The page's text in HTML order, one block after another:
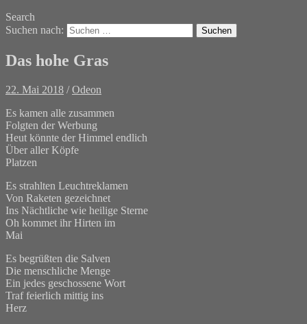
Search
Suchen nach:
Das hohe Gras
22. Mai 2018 /Odeon
Es kamen alle zusammen
Folgten der Werbung
Heut könnte der Himmel endlich
Über aller Köpfe
Platzen
Es strahlten Leuchtreklamen
Von Raketen gezeichnet
Ins Nächtliche wie heilige Sterne
Oh kommet ihr Hirten im
Mai
Es begrüßten die Salven
Die menschliche Menge
Ein jedes geschossene Wort
Traf feierlich mittig ins
Herz